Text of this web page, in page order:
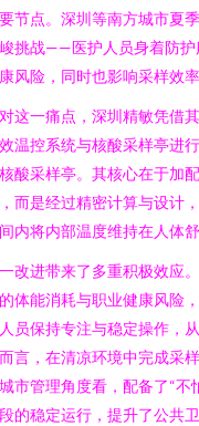
节点。深圳等南方城市夏
挑战——医护人员身着防护
风险，同时也影响采样效率
这一痛点，深圳精敏凭借
温控系统与核酸采样亭进
酸采样亭。其核心在于加
而是经过精密计算与设计
内将内部温度维持在人体
改进带来了多重积极效应
体能消耗与职业健康风险
员保持专注与稳定操作，
言，在清凉环境中完成采
市管理角度看，配备了“
的稳定运行，提升了公共